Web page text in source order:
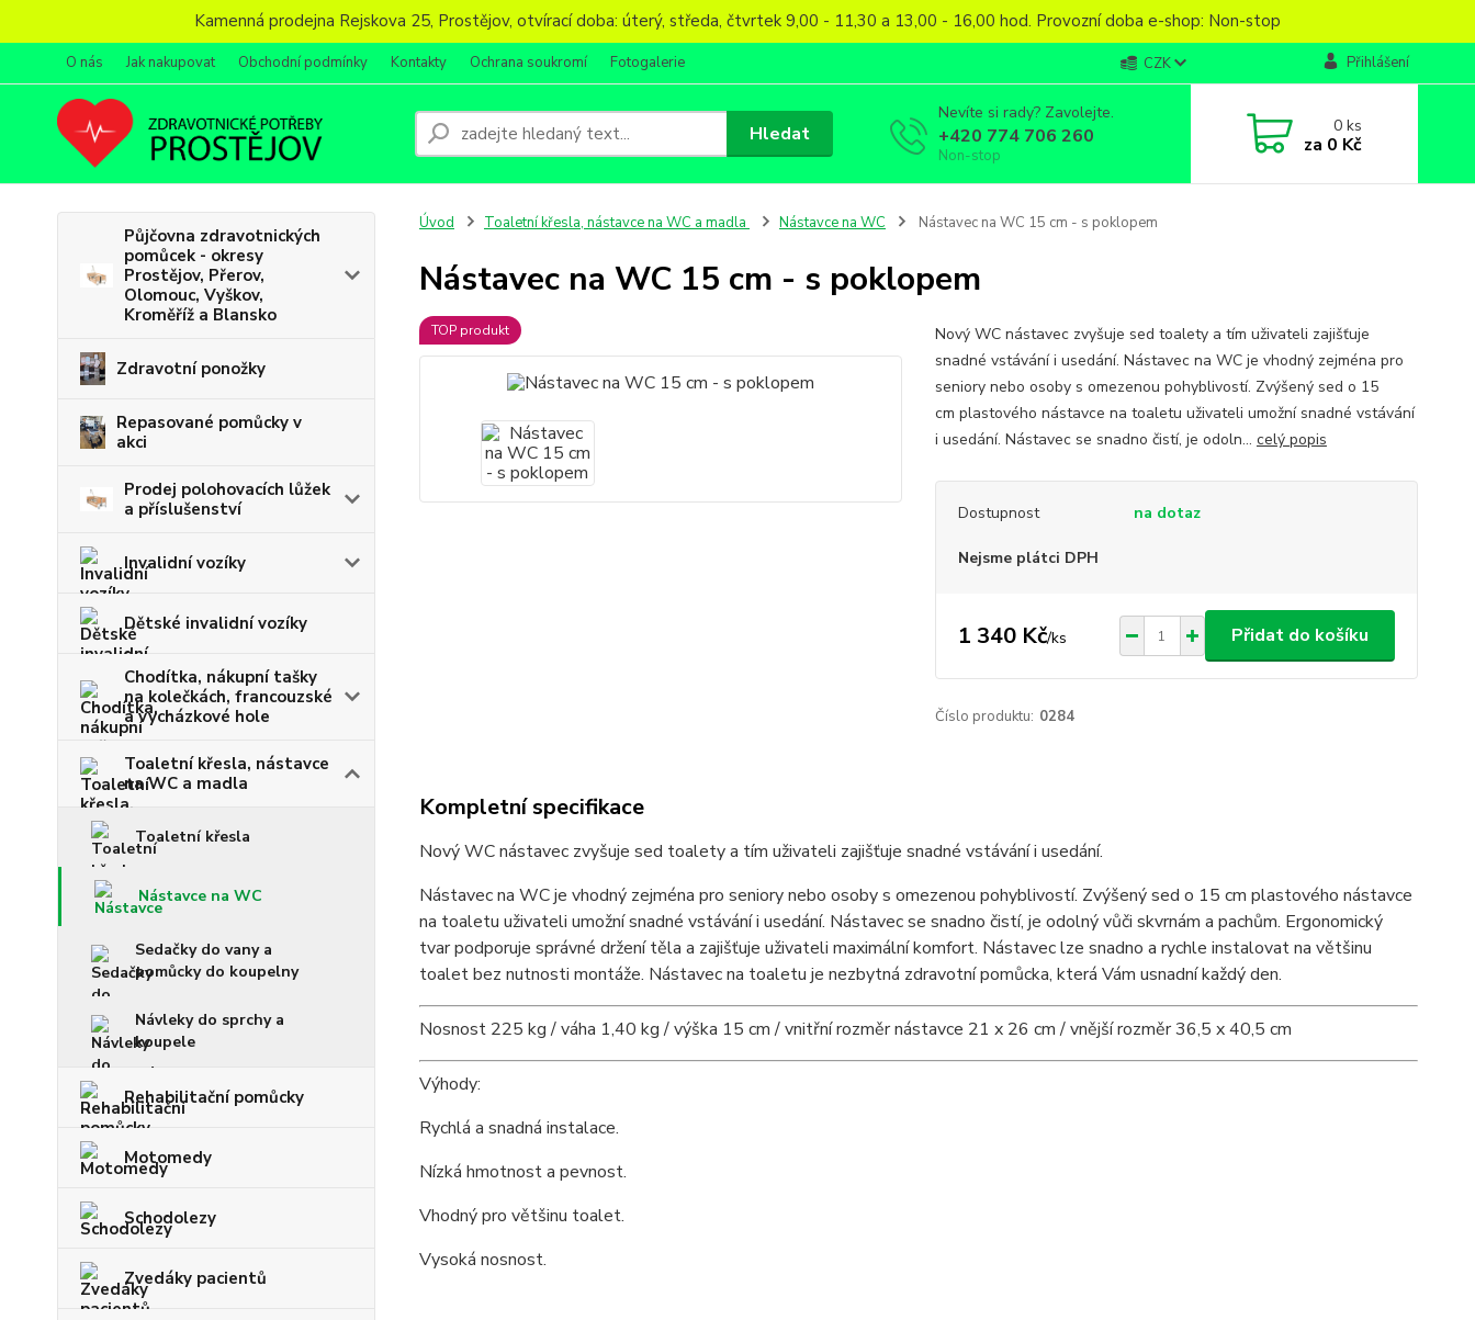
Kamenná prodejna Rejskova 25, Prostějov, otvírací doba: úterý, středa, čtvrtek 9,00 - 11,30 a 13,00 - 16,00 hod. Provozní doba e-shop: Non-stop
O nás Jak nakupovat Obchodní podmínky Kontakty Ochrana soukromí Fotogalerie CZK Přihlášení
Hledat
Nevíte si rady? Zavolejte.
+420 774 706 260
Non-stop
0ks
za 0 Kč
Půjčovna zdravotnických
pomůcek - okresy
Prostějov, Přerov,
Olomouc, Vyškov,
Kroměříž a Blansko
Zdravotní ponožky
Repasované pomůcky v
akci
Prodej polohovacích lůžek
a příslušenství
Invalidní vozíky
Dětské invalidní vozíky
Chodítka, nákupní tašky
na kolečkách, francouzské
a vycházkové hole
Toaletní křesla, nástavce
na WC a madla
Toaletní křesla
Nástavce na WC
Sedačky do vany a
pomůcky do koupelny
Návleky do sprchy a
koupele
Rehabilitační pomůcky
Motomedy
Schodolezy
Zvedáky pacientů
Úvod Toaletní křesla, nástavce na WC a madla Nástavce na WC Nástavec na WC 15 cm - s poklopem
Nástavec na WC 15 cm - s poklopem
TOP produkt
Nový WC nástavec zvyšuje sed toalety a tím uživateli zajišťuje
snadné vstávání i usedání. Nástavec na WC je vhodný zejména pro
seniory nebo osoby s omezenou pohyblivostí. Zvýšený sed o 15
cm plastového nástavce na toaletu uživateli umožní snadné vstávání
i usedání. Nástavec se snadno čistí, je odoln... celý popis
Dostupnost na dotaz
Nejsme plátci DPH
1 340 Kč/ks Přidat do košíku
Číslo produktu: 0284
Kompletní specifikace
Nový WC nástavec zvyšuje sed toalety a tím uživateli zajišťuje snadné vstávání i usedání.
Nástavec na WC je vhodný zejména pro seniory nebo osoby s omezenou pohyblivostí. Zvýšený sed o 15 cm plastového nástavce
na toaletu uživateli umožní snadné vstávání i usedání. Nástavec se snadno čistí, je odolný vůči skvrnám a pachům. Ergonomický
tvar podporuje správné držení těla a zajišťuje uživateli maximální komfort. Nástavec lze snadno a rychle instalovat na většinu
toalet bez nutnosti montáže. Nástavec na toaletu je nezbytná zdravotní pomůcka, která Vám usnadní každý den.
Nosnost 225 kg / váha 1,40 kg / výška 15 cm / vnitřní rozměr nástavce 21 x 26 cm / vnější rozměr 36,5 x 40,5 cm
Výhody:
Rychlá a snadná instalace.
Nízká hmotnost a pevnost.
Vhodný pro většinu toalet.
Vysoká nosnost.